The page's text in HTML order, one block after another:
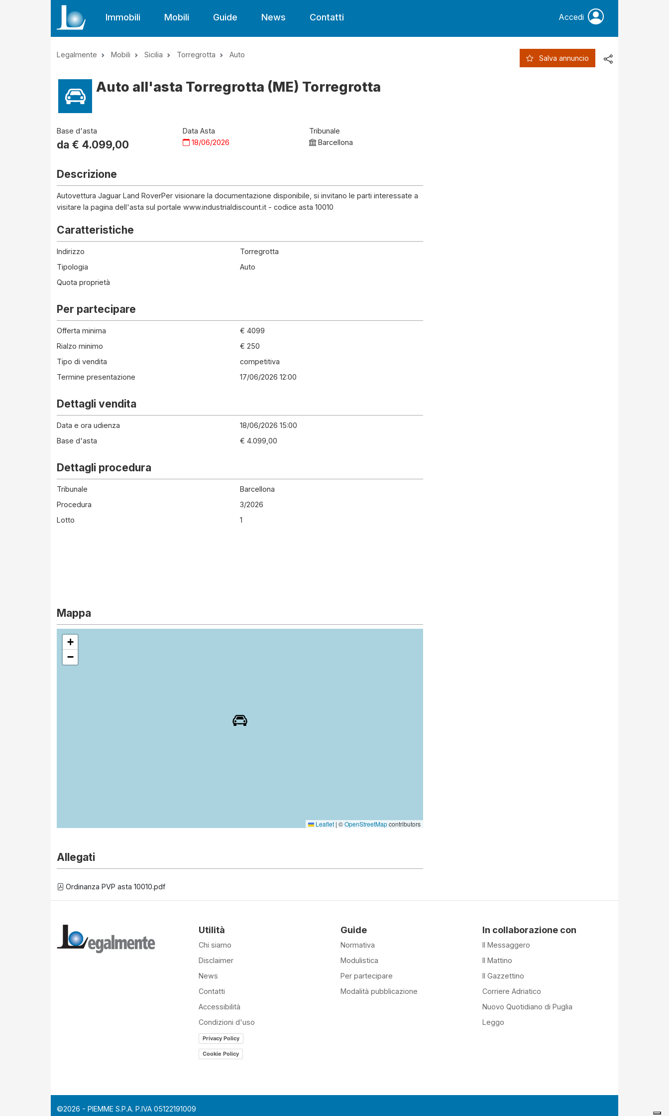
Immobili Mobili Guide News Contatti Accedi
Legalmente Mobili Sicilia Torregrotta Auto Salva annuncio
Auto all'asta Torregrotta (ME) Torregrotta
Base d'asta
da € 4.099,00
Data Asta
18/06/2026
Tribunale
Barcellona
Descrizione
Autovettura Jaguar Land RoverPer visionare la documentazione disponibile, si invitano le parti interessate a
visitare la pagina dell'asta sul portale www.industrialdiscount.it - codice asta 10010
Caratteristiche
Indirizzo
Torregrotta
Tipologia
Auto
Quota proprietà
Per partecipare
Offerta minima
€ 4099
Rialzo minimo
€ 250
Tipo di vendita
competitiva
Termine presentazione
17/06/2026 12:00
Dettagli vendita
Data e ora udienza
18/06/2026 15:00
Base d'asta
€ 4.099,00
Dettagli procedura
Tribunale
Barcellona
Procedura
3/2026
Lotto
1
Mappa
+
−
Leaflet | ©OpenStreetMapcontributors
Allegati
Ordinanza PVP asta 10010.pdf
Utilità
Chi siamo
Disclaimer
News
Contatti
Accessibilità
Condizioni d'uso
Privacy Policy
Cookie Policy
Guide
Normativa
Modulistica
Per partecipare
Modalità pubblicazione
In collaborazione con
Il Messaggero
Il Mattino
Il Gazzettino
Corriere Adriatico
Nuovo Quotidiano di Puglia
Leggo
©2026 - PIEMME S.P.A. P.IVA 05122191009